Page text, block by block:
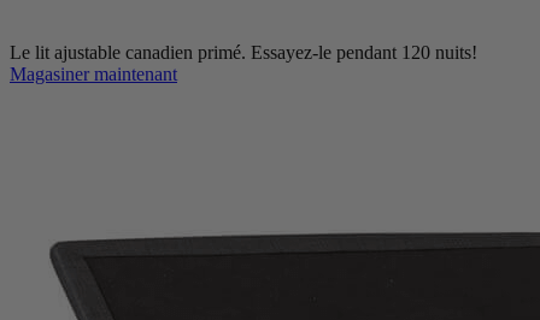
Le lit ajustable canadien primé. Essayez-le pendant 120 nuits!
Magasiner maintenant